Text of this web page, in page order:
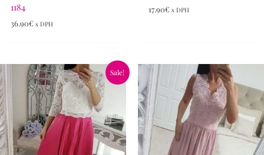
1184
36.90€ s DPH
17.90€ s DPH
Sale!
Pôvodná
cena
bola:
65.90€.
Aktuálna
cena
je:
46.90€.